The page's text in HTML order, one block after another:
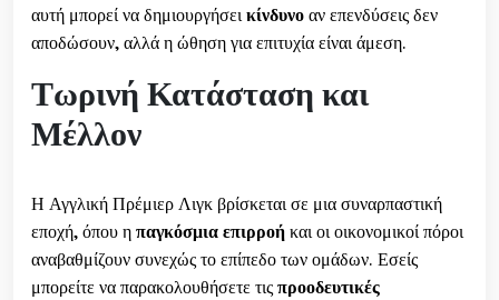
αυτή μπορεί να δημιουργήσει κίνδυνοαν επενδύσεις δεν
αποδώσουν, αλλά η ώθηση για επιτυχία είναι άμεση.
Τωρινή Κατάσταση και
Μέλλον
Η Αγγλική Πρέμιερ Λιγκ βρίσκεται σε μια συναρπαστική
εποχή, όπου ηπαγκόσμια επιρροήκαι οι οικονομικοί πόροι
αναβαθμίζουν συνεχώς το επίπεδο των ομάδων. Εσείς
μπορείτε να παρακολουθήσετε τιςπροοδευτικές